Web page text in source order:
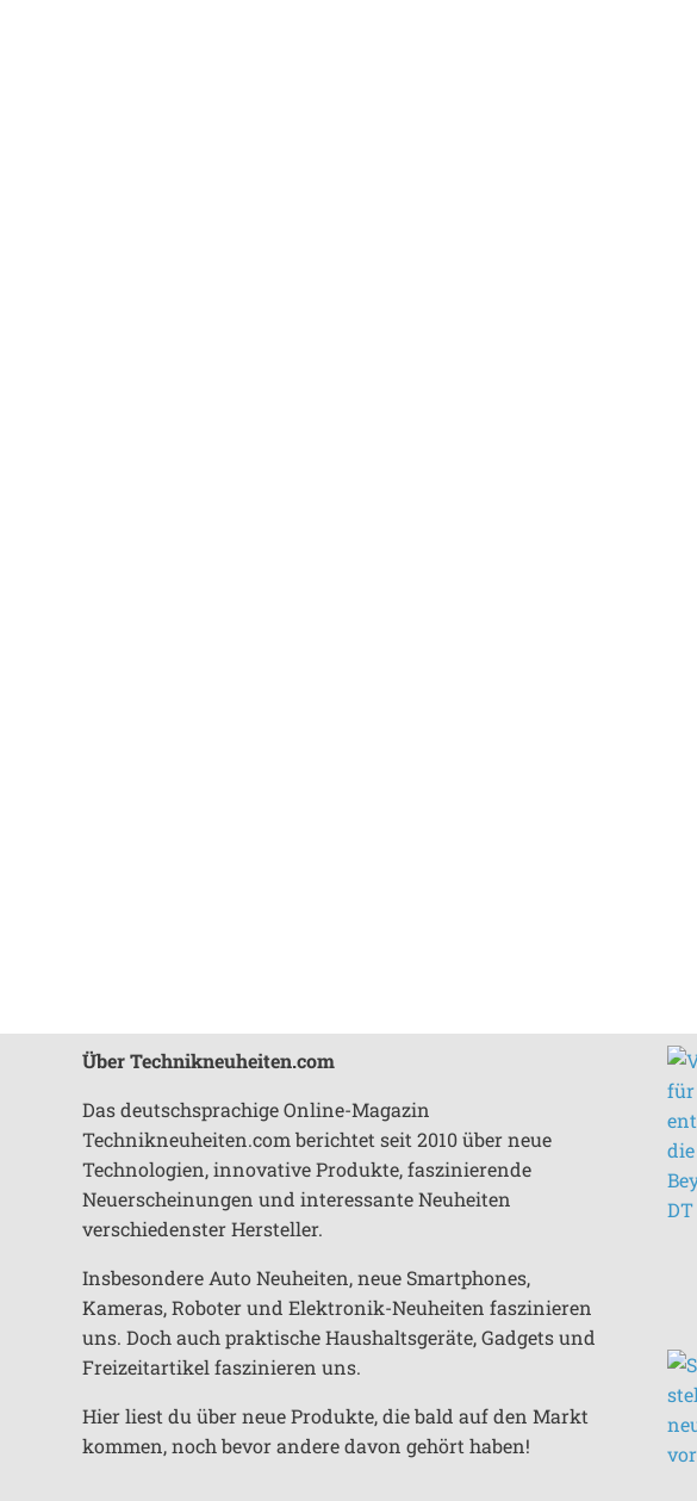
Über Technikneuheiten.com
Das deutschsprachige Online-Magazin
Technikneuheiten.com berichtet seit 2010 über neue
Technologien, innovative Produkte, faszinierende
Neuerscheinungen und interessante Neuheiten
verschiedenster Hersteller.
Insbesondere Auto Neuheiten, neue Smartphones,
Kameras, Roboter und Elektronik-Neuheiten faszinieren
uns. Doch auch praktische Haushaltsgeräte, Gadgets und
Freizeitartikel faszinieren uns.
Hier liest du über neue Produkte, die bald auf den Markt
kommen, noch bevor andere davon gehört haben!